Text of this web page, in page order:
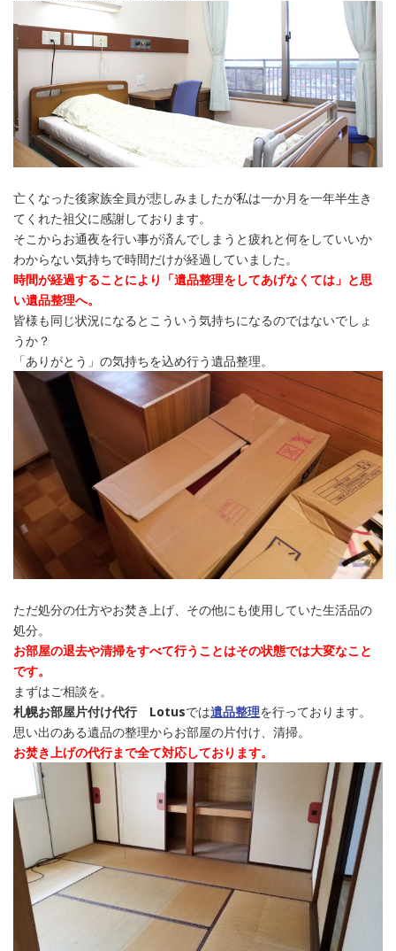
亡くなった後家族全員が悲しみましたが私は一か月を一年半生き
てくれた祖父に感謝しております。
そこからお通夜を行い事が済んでしまうと疲れと何をしていいか
わからない気持ちで時間だけが経過していました。
時間が経過することにより「遺品整理をしてあげなくては」と思
い遺品整理へ。
皆様も同じ状況になるとこういう気持ちになるのではないでしょ
うか？
「ありがとう」の気持ちを込め行う遺品整理。
ただ処分の仕方やお焚き上げ、その他にも使用していた生活品の
処分。
お部屋の退去や清掃をすべて行うことはその状態では大変なこと
です。
まずはご相談を。
札幌お部屋片付け代行 Lotusでは遺品整理を行っております。
思い出のある遺品の整理からお部屋の片付け、清掃。
お焚き上げの代行まで全て対応しております。